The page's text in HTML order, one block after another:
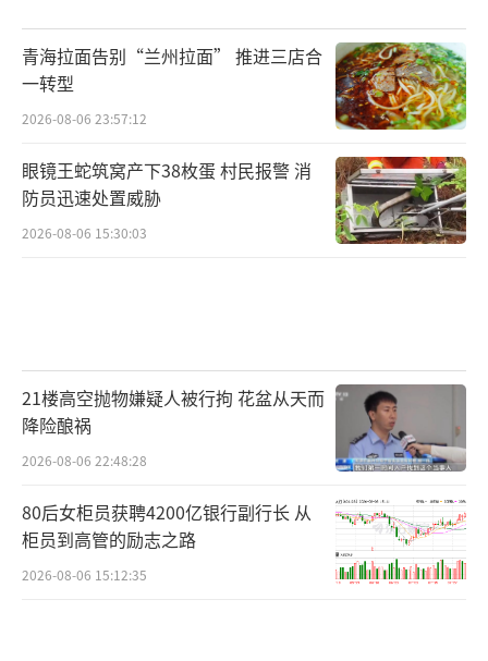
青海拉面告别“兰州拉面” 推进三店合
一转型
2026-08-06 23:57:12
眼镜王蛇筑窝产下38枚蛋 村民报警 消
防员迅速处置威胁
2026-08-06 15:30:03
21楼高空抛物嫌疑人被行拘 花盆从天而
降险酿祸
2026-08-06 22:48:28
80后女柜员获聘4200亿银行副行长 从
柜员到高管的励志之路
2026-08-06 15:12:35